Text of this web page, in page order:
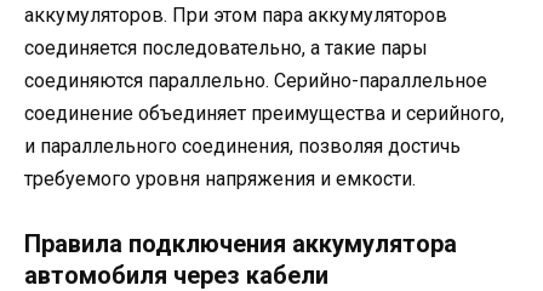
аккумуляторов. При этом пара аккумуляторов
соединяется последовательно, а такие пары
соединяются параллельно. Серийно-параллельное
соединение объединяет преимущества и серийного,
и параллельного соединения, позволяя достичь
требуемого уровня напряжения и емкости.
Правила подключения аккумулятора
автомобиля через кабели